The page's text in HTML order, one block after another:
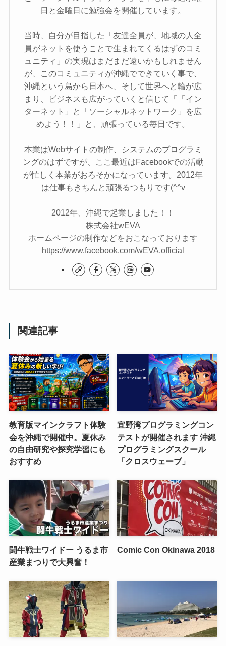
日と金曜日に勉強会を開催しています。
当時、自分が目指した「友達全員が、地域の人全
員がネットを使うことで生まれてくるはずのコミ
ュニティ」の実現はまだまだ遠いかもしれません
が、このコミュニティが沖縄でできていく事で、
沖縄という島から日本へ、そして世界へと輪が広
まり、ビジネスも広がっていくと信じて「「イン
ターネット」と「ソーシャルネットワーク」を広
めよう！！」と、頑張っている毎日です。
本業はWebサイトの制作、システムのプログラミ
ングのはずですが、ここ最近はFacebookでの活動
が忙しく本業がおろそかになっています。2012年
は仕事もきちんと頑張るつもりです(^^v
2012年、沖縄で起業しました！！
株式会社wEVA
ホームページの制作などをおこなっております
https://www.facebook.com/wEVA.official
関連記事
教育版マインクラフト体験
会を沖縄で開催中。夏休み
の自由研究や探究学習にも
おすすめ
宜野湾プログラミングコン
テストが開催されます 沖縄
プログラミングスクール
「クロスウェーブ」
闘牛戦士ワイドー うるま市
産業まつりで大興奮！
Comic Con Okinawa 2018